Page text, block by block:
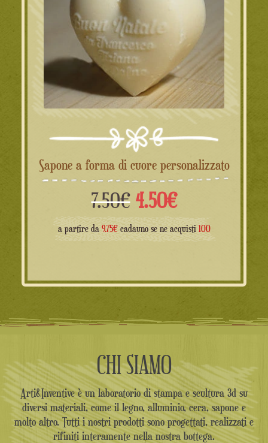
Sapone a forma di cuore personalizzato
7.50€ Il
prezzo
era:
7.50€.
4.50€Il
prezzo
è:
4.50€.
a partire da9.75€cadauno se ne acquisti 100
CHI SIAMO
Arti&Inventive è un laboratorio di stampa e scultura 3d su
diversi materiali, come il legno, alluminio, cera, sapone e
molto altro. Tutti i nostri prodotti sono progettati, realizzati e
rifiniti interamente nella nostra bottega.